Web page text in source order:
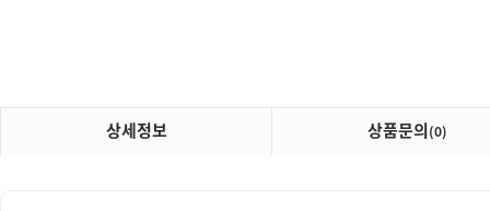
상세정보 상품문의(0)